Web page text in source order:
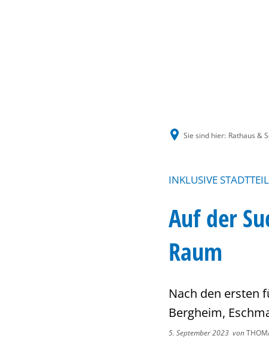
Sie sind hier: Rathaus &
INKLUSIVE
Auf der
Raum
Nach den ersten
Bergheim,
5. September 2023 von